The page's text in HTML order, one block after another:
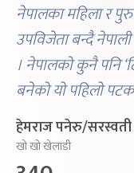
नेपालका महिला र
उपविजेता बन्दै
। नेपालको कुनै पनि
बनेको यो पहिलो
हेमराज पनेरु/
खो खो खेलाडी